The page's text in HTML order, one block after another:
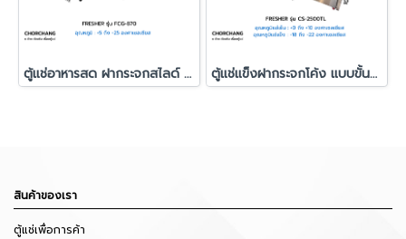
ตู้แช่อาหารสด ฝากระจกสไลด์ FRESHER รุ่น FCG-870 ตู้แช่แข็งฝากระจกโค้ง แบบขั้นบันได Fresher รุ่น CS-2500TL
สินค้าของเรา
ตู้แช่เพื่อการค้า